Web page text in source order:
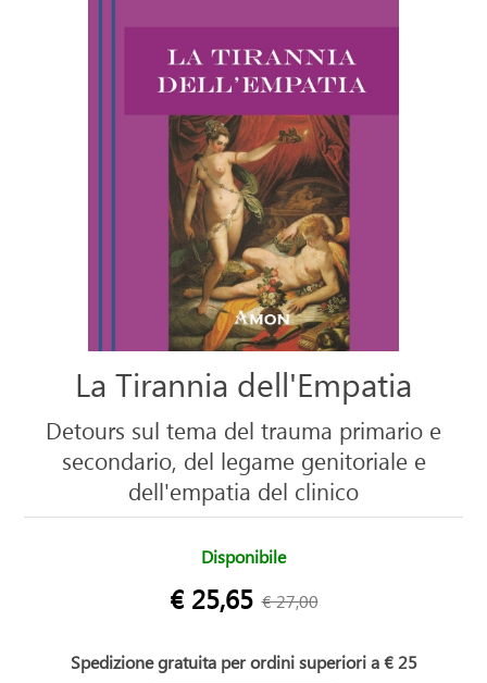
La Tirannia dell'Empatia
Detours sul tema del trauma primario e
secondario, del legame genitoriale e
dell'empatia del clinico
Disponibile
€ 25,65 € 27,00
Spedizione gratuita per ordini superiori a € 25